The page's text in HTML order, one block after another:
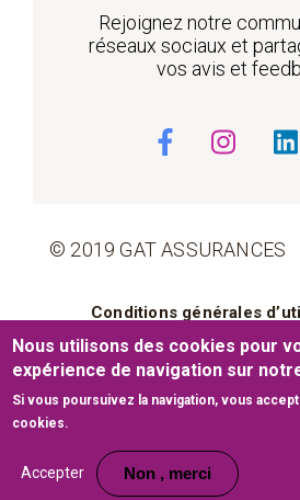
Rejoignez notre
réseaux sociaux et
vos avis et
© 2019 GAT ASSURANCES
Pied de page
Conditions générales
Cookies Mentions
Plan du site
Nous utilisons des cookies pour
expérience de navigation sur
Si vous poursuivez la navigation, vous
cookies.
Accepter Non , merci